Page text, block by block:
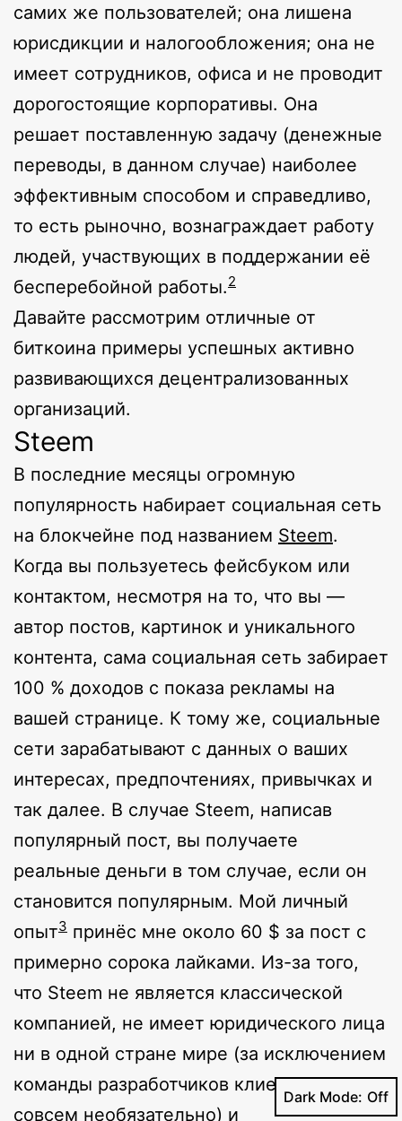
самих же пользователей; она лишена
юрисдикции и налогообложения; она не
имеет сотрудников, офиса и не проводит
дорогостоящие корпоративы. Она
решает поставленную задачу (денежные
переводы, в данном случае) наиболее
эффективным способом и справедливо,
то есть рыночно, вознаграждает работу
людей, участвующих в поддержании её
бесперебойной работы.2
Давайте рассмотрим отличные от
биткоина примеры успешных активно
развивающихся децентрализованных
организаций.
Steem
В последние месяцы огромную
популярность набирает социальная сеть
на блокчейне под названием Steem.
Когда вы пользуетесь фейсбуком или
контактом, несмотря на то, что вы —
автор постов, картинок и уникального
контента, сама социальная сеть забирает
100 % доходов с показа рекламы на
вашей странице. К тому же, социальные
сети зарабатывают с данных о ваших
интересах, предпочтениях, привычках и
так далее. В случае Steem, написав
популярный пост, вы получаете
реальные деньги в том случае, если он
становится популярным. Мой личный
опыт3 принёс мне около 60 $ за пост с
примерно сорока лайками. Из-за того,
что Steem не является классической
компанией, не имеет юридического лица
ни в одной стране мире (за исключением
команды разработчиков клиента, но это
совсем необязательно) и
Dark Mode: